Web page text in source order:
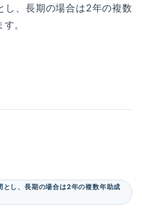
し、長期の場合は2年の複数
。
し、長期の場合は2年の複数年助成